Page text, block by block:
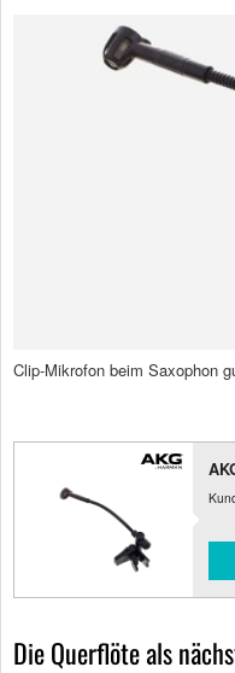
Clip-Mikrofon beim Saxophon
Die Querflöte als